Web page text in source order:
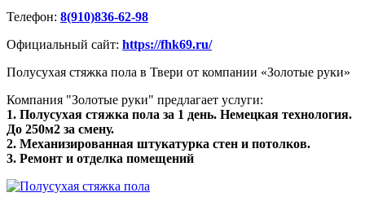
Телефон: 8(910)836-62-98
Официальный сайт: https://fhk69.ru/
Полусухая стяжка пола в Твери от компании «Золотые руки»
Компания "Золотые руки" предлагает услуги:
1. Полусухая стяжка пола за 1 день. Немецкая технология.
До 250м2 за смену.
2. Механизированная штукатурка стен и потолков.
3. Ремонт и отделка помещений